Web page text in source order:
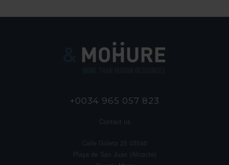
+0034 965 057 823
Contact us
Calle Goleta 25 03540
Playa de San Juan (Alicante)